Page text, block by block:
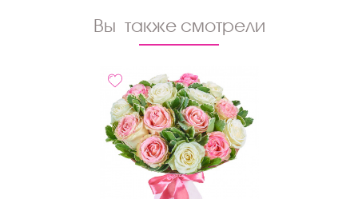
Вы также смотрели